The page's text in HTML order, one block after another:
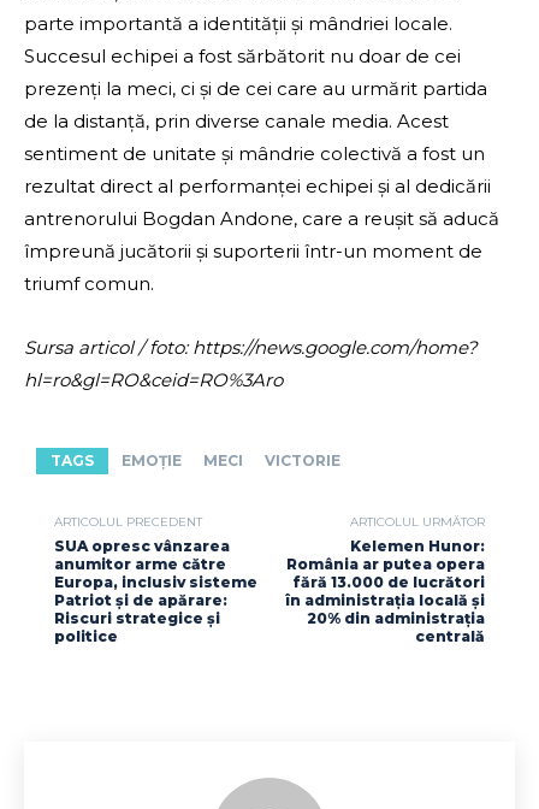
parte importantă a identității și mândriei locale.
Succesul echipei a fost sărbătorit nu doar de cei
prezenți la meci, ci și de cei care au urmărit partida
de la distanță, prin diverse canale media. Acest
sentiment de unitate și mândrie colectivă a fost un
rezultat direct al performanței echipei și al dedicării
antrenorului Bogdan Andone, care a reușit să aducă
împreună jucătorii și suporterii într-un moment de
triumf comun.
Sursa articol / foto: https://news.google.com/home?
hl=ro&gl=RO&ceid=RO%3Aro
TAGS EMOȚIE MECI VICTORIE
ARTICOLUL PRECEDENT
SUA opresc vânzarea
anumitor arme către
Europa, inclusiv sisteme
Patriot și de apărare:
Riscuri strategice și
politice
ARTICOLUL URMĂTOR
Kelemen Hunor:
România ar putea opera
fără 13.000 de lucrători
în administrația locală și
20% din administrația
centrală